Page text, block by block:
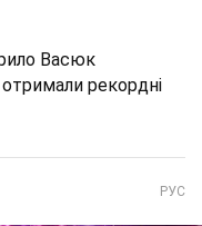
Васюк
рекордні
РУС